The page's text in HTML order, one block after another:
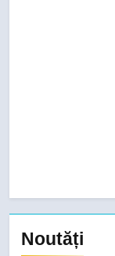
Noutăți